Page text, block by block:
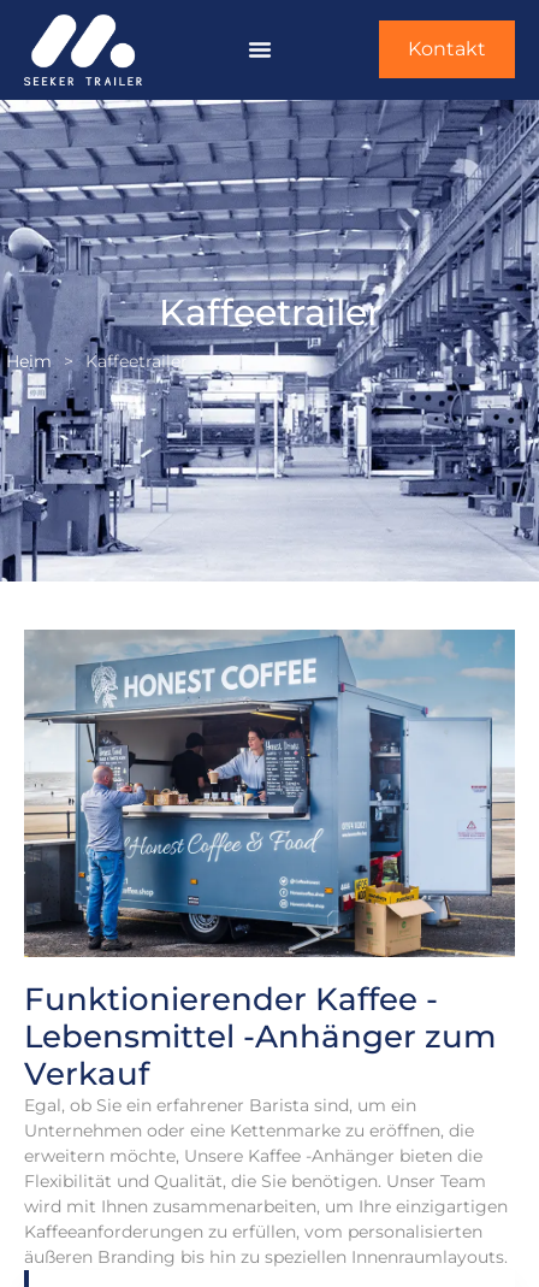
Kontakt
Kaffeetrailer
Heim > Kaffeetrailer
Funktionierender Kaffee -
Lebensmittel -Anhänger zum
Verkauf
Egal, ob Sie ein erfahrener Barista sind, um ein
Unternehmen oder eine Kettenmarke zu eröffnen, die
erweitern möchte, Unsere Kaffee -Anhänger bieten die
Flexibilität und Qualität, die Sie benötigen. Unser Team
wird mit Ihnen zusammenarbeiten, um Ihre einzigartigen
Kaffeeanforderungen zu erfüllen, vom personalisierten
äußeren Branding bis hin zu speziellen Innenraumlayouts.